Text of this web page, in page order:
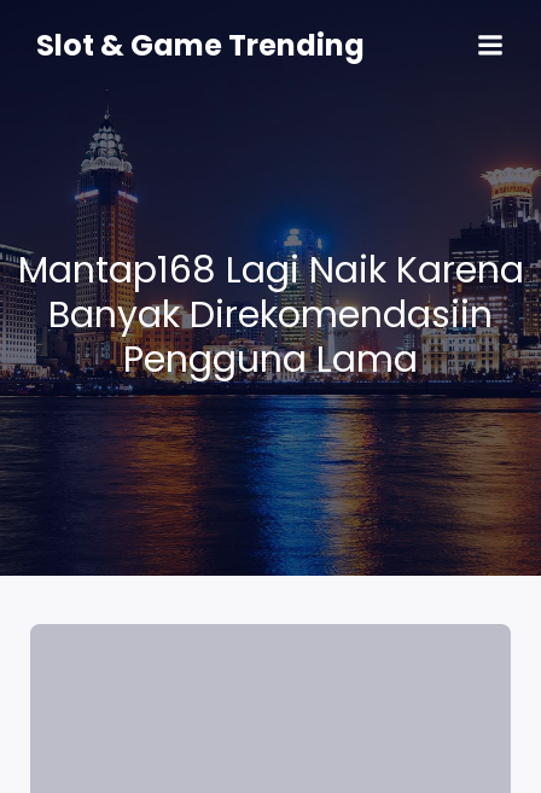
contentSlot & Game Trending
Mantap168 Lagi Naik Karena
Banyak Direkomendasiin
Pengguna Lama